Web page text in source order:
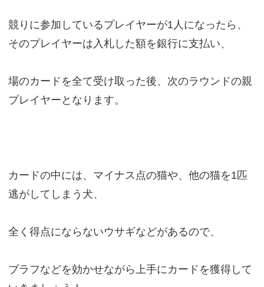
競りに参加しているプレイヤーが1人になったら、
そのプレイヤーは入札した額を銀行に支払い、
場のカードを全て受け取った後、次のラウンドの親
プレイヤーとなります。
カードの中には、マイナス点の猫や、他の猫を1匹
逃がしてしまう犬、
全く得点にならないウサギなどがあるので、
ブラフなどを効かせながら上手にカードを獲得して